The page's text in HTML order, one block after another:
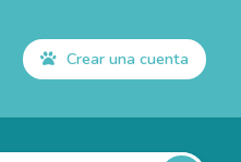
Crear una cuenta